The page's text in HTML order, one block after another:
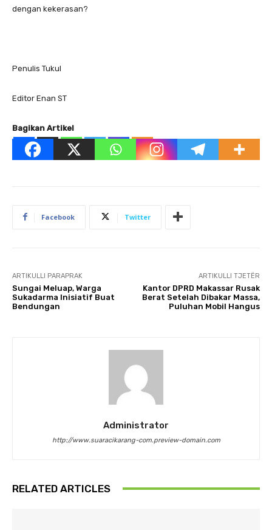
dengan kekerasan?
Penulis Tukul
Editor Enan ST
Bagikan Artikel
Facebook Twitter
ARTIKULLI PARAPRAK
Sungai Meluap, Warga
Sukadarma Inisiatif Buat
Bendungan
ARTIKULLI TJETËR
Kantor DPRD Makassar Rusak
Berat Setelah Dibakar Massa,
Puluhan Mobil Hangus
Administrator
http://www.suaracikarang-com.preview-domain.com
RELATED ARTICLES